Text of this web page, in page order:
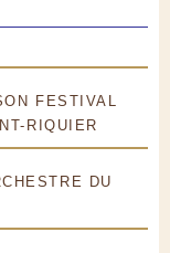
FESTIVAL
RIQUIER
DU